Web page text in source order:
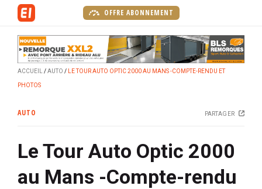
OFFRE ABONNEMENT
ACCUEIL AUTO LE TOUR AUTO OPTIC 2000 AU MANS -COMPTE-RENDU ET
PHOTOS
AUTO PARTAGER
Le Tour Auto Optic 2000
au Mans -Compte-rendu